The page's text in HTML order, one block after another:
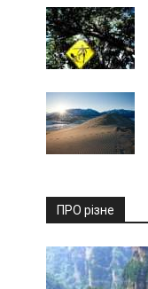
ПРО різне